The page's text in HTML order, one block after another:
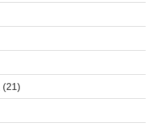
(21)